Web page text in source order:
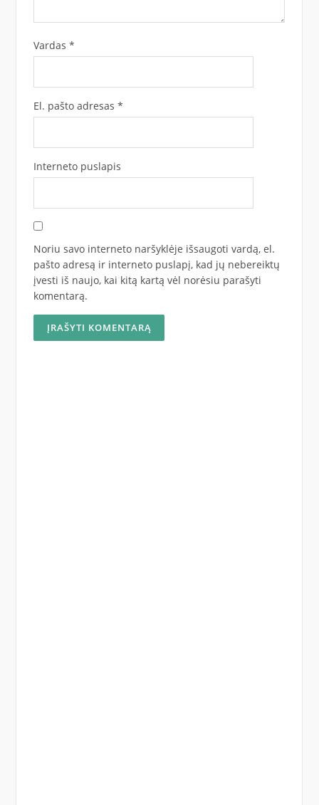
Vardas *
El. pašto adresas *
Interneto puslapis
Noriu savo interneto naršyklėje išsaugoti vardą, el.
pašto adresą ir interneto puslapį, kad jų nebereiktų
įvesti iš naujo, kai kitą kartą vėl norėsiu parašyti
komentarą.